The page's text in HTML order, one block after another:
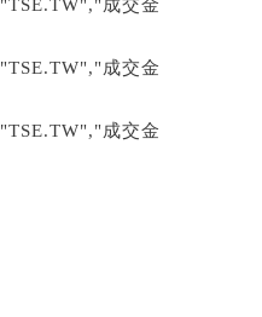
"TSE.TW","成交金
"TSE.TW","成交金
"TSE.TW","成交金